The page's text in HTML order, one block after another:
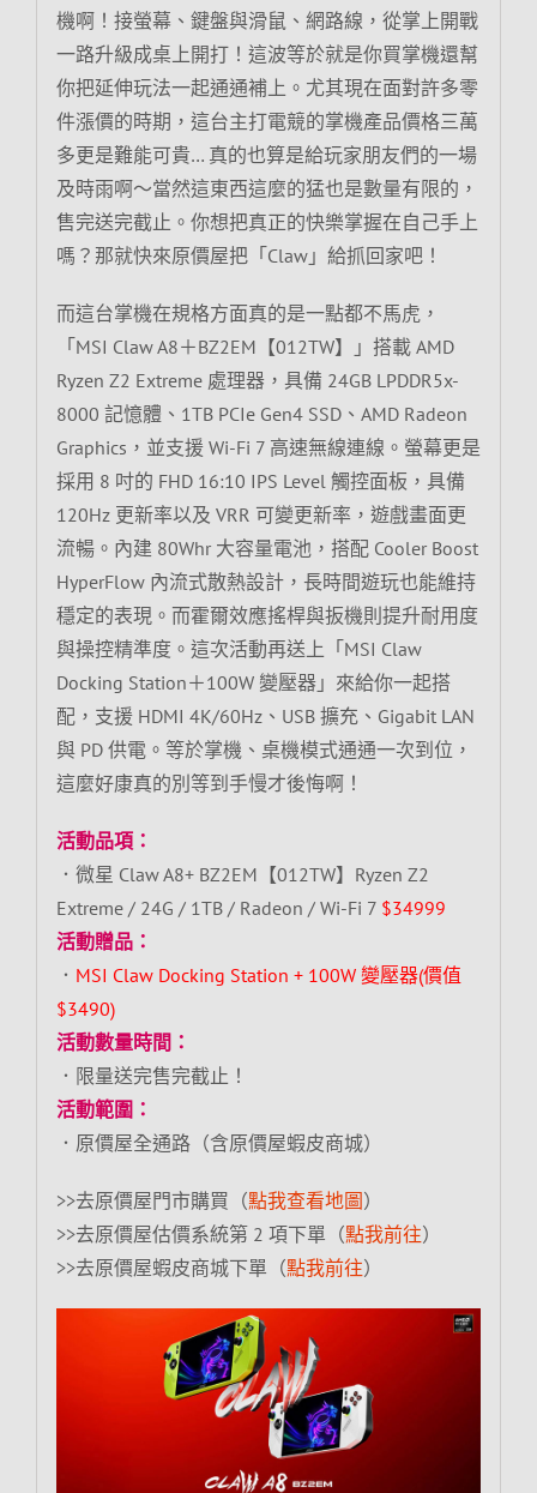
機啊！接螢幕、鍵盤與滑鼠、網路線，從掌上開戰
一路升級成桌上開打！這波等於就是你買掌機還幫
你把延伸玩法一起通通補上。尤其現在面對許多零
件漲價的時期，這台主打電競的掌機產品價格三萬
多更是難能可貴… 真的也算是給玩家朋友們的一場
及時雨啊～當然這東西這麼的猛也是數量有限的，
售完送完截止。你想把真正的快樂掌握在自己手上
嗎？那就快來原價屋把「Claw」給抓回家吧！
而這台掌機在規格方面真的是一點都不馬虎，
「MSI Claw A8＋BZ2EM【012TW】」搭載 AMD
Ryzen Z2 Extreme 處理器，具備 24GB LPDDR5x-
8000 記憶體、1TB PCIe Gen4 SSD、AMD Radeon
Graphics，並支援 Wi-Fi 7 高速無線連線。螢幕更是
採用 8 吋的 FHD 16:10 IPS Level 觸控面板，具備
120Hz 更新率以及 VRR 可變更新率，遊戲畫面更
流暢。內建 80Whr 大容量電池，搭配 Cooler Boost
HyperFlow 內流式散熱設計，長時間遊玩也能維持
穩定的表現。而霍爾效應搖桿與扳機則提升耐用度
與操控精準度。這次活動再送上「MSI Claw
Docking Station＋100W 變壓器」來給你一起搭
配，支援 HDMI 4K/60Hz、USB 擴充、Gigabit LAN
與 PD 供電。等於掌機、桌機模式通通一次到位，
這麼好康真的別等到手慢才後悔啊！
活動品項：
．微星 Claw A8+ BZ2EM【012TW】Ryzen Z2
Extreme / 24G / 1TB / Radeon / Wi-Fi 7 $34999
活動贈品：
． MSI Claw Docking Station + 100W 變壓器(價值
$3490)
活動數量時間：
．限量送完售完截止！
活動範圍：
．原價屋全通路（含原價屋蝦皮商城）
>>去原價屋門市購買（點我查看地圖）
>>去原價屋估價系統第 2 項下單（點我前往）
>>去原價屋蝦皮商城下單（點我前往）